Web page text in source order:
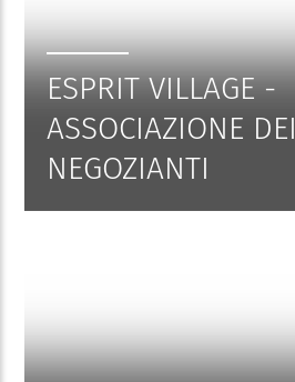
ESPRIT VILLAGE -
ASSOCIAZIONE DEI
NEGOZIANTI